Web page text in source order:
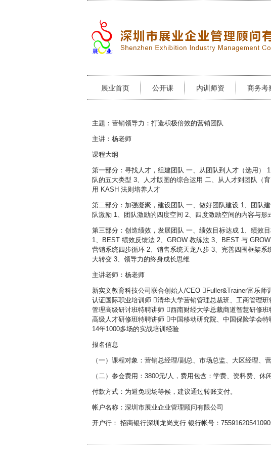
展业首页 公开课 内训师资 商务考
主题：营销领导力：打造积极倍效的营销团队
主讲：杨老师
课程大纲
第一部分：寻找人才，组建团队 一、从团队到人才（选用）
队的五大类型 3、人才版图的综合运用 二、从人才到团队（
用 KASH 法则培养人才
第二部分：加强凝聚，建设团队 一、做好团队建设 1、团队
队激励 1、团队激励的四度空间 2、四度激励空间的内容与形
第三部分：创造绩效，发展团队 一、绩效目标达成 1、绩效
1、BEST 绩效反馈法 2、GROW 教练法 3、BEST 与
营销系统四步循环 2、销售系统天龙八步 3、完善四围框架
大转变 3、领导力的终身成长思维
主讲老师：杨老师
新实文教育科技公司联合创始人/CEO Fuller&Trainer富乐
认证国际职业培训师 清华大学营销管理总裁班、工商管理
管理高级研讨班特聘讲师 西南财经大学总裁商道智慧研修
高级人才研修班特聘讲师 中国移动研究院、中国保险学会
14年1000多场的实战培训经验
报名信息
（一）课程对象：营销总经理/副总、市场总监、大区经理、
（二）参会费用：3800元/人，费用包含：学费、资料费、休
付款方式：为避免现场等候，建议通过转账支付。
帐户名称：深圳市展业企业管理顾问有限公司
开户行： 招商银行深圳龙岗支行 银行帐号：